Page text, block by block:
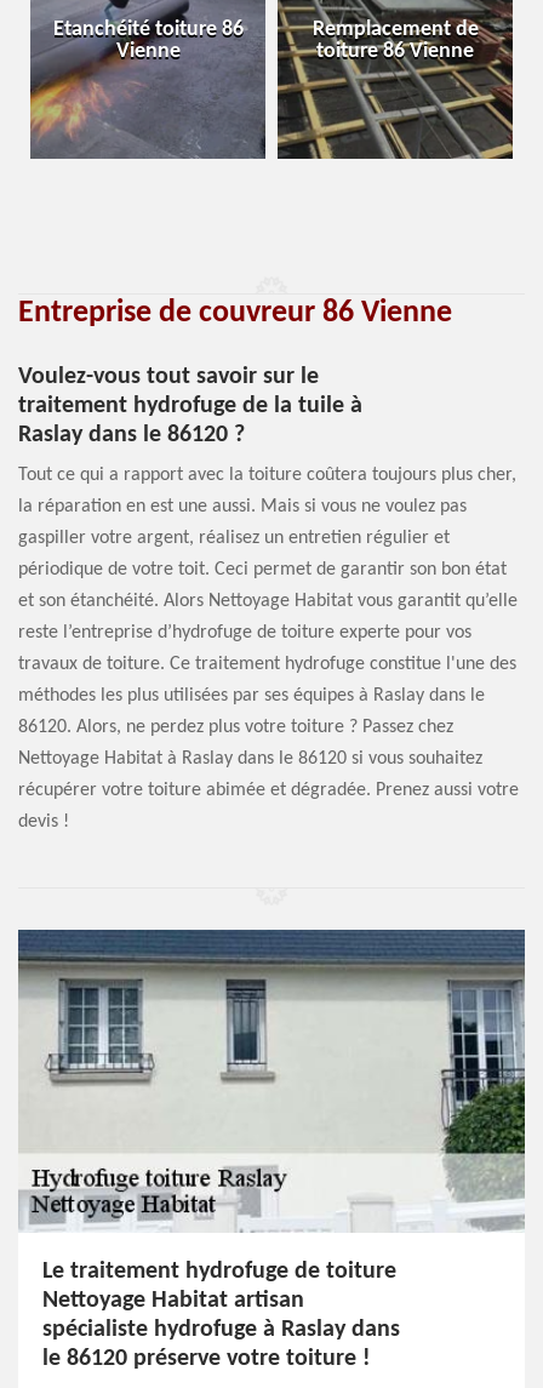
Etanchéité toiture 86
Vienne
Remplacement de
toiture 86 Vienne
Entreprise de couvreur 86 Vienne
Voulez-vous tout savoir sur le
traitement hydrofuge de la tuile à
Raslay dans le 86120 ?
Tout ce qui a rapport avec la toiture coûtera toujours plus cher,
la réparation en est une aussi. Mais si vous ne voulez pas
gaspiller votre argent, réalisez un entretien régulier et
périodique de votre toit. Ceci permet de garantir son bon état
et son étanchéité. Alors Nettoyage Habitat vous garantit qu’elle
reste l’entreprise d’hydrofuge de toiture experte pour vos
travaux de toiture. Ce traitement hydrofuge constitue l'une des
méthodes les plus utilisées par ses équipes à Raslay dans le
86120. Alors, ne perdez plus votre toiture ? Passez chez
Nettoyage Habitat à Raslay dans le 86120 si vous souhaitez
récupérer votre toiture abimée et dégradée. Prenez aussi votre
devis !
Le traitement hydrofuge de toiture
Nettoyage Habitat artisan
spécialiste hydrofuge à Raslay dans
le 86120 préserve votre toiture !